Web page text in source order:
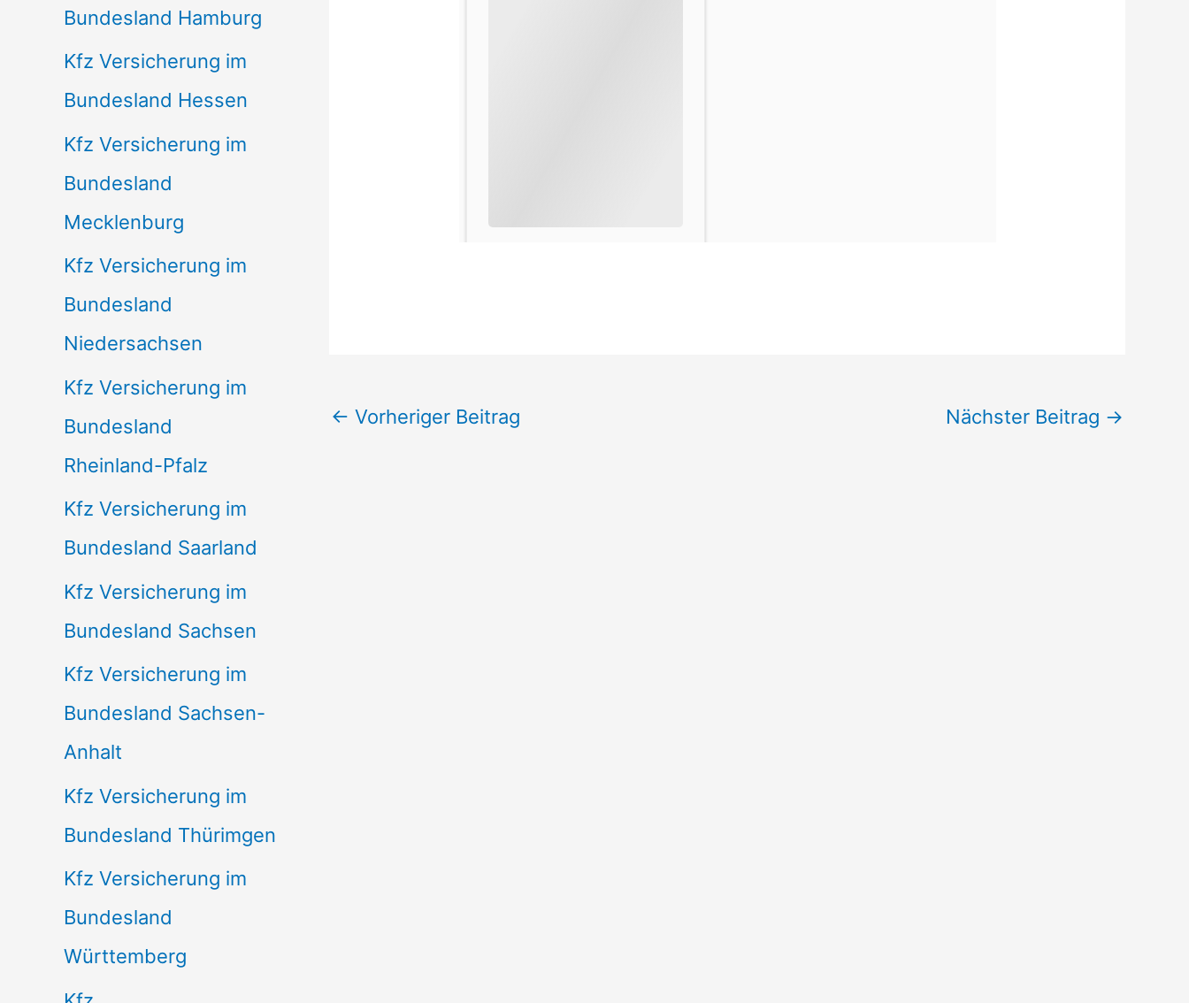
Bundesland Hamburg
Kfz Versicherung im
Bundesland Hessen
Kfz Versicherung im
Bundesland
Mecklenburg
Kfz Versicherung im
Bundesland
Niedersachsen
Kfz Versicherung im
Bundesland
Rheinland-Pfalz
Kfz Versicherung im
Bundesland Saarland
Kfz Versicherung im
Bundesland Sachsen
Kfz Versicherung im
Bundesland Sachsen-
Anhalt
Kfz Versicherung im
Bundesland Thürimgen
Kfz Versicherung im
Bundesland
Württemberg
← Vorheriger Beitrag Nächster Beitrag →